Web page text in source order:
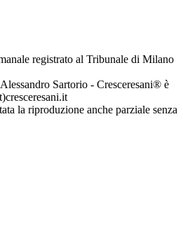
registrato al Tribunale di Milano
Sartorio - Cresceresani® è
la riproduzione anche parziale senza